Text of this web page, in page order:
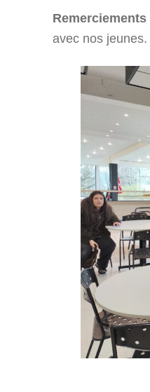
Remerciements
avec nos jeunes.